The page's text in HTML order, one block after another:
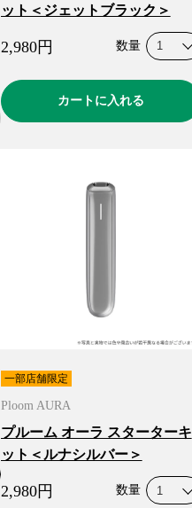
ット＜ジェットブラック＞
2,980円 数量
カートに入れる
一部店舗限定
Ploom AURA
プルーム オーラ スターターキ
ット＜ルナシルバー＞
2,980円 数量